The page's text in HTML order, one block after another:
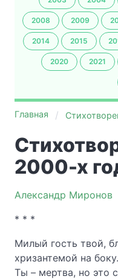
2008 2009
2014 2015
2020 2021
Главная
2000-х
Александр Миронов
* * *
Милый гость твой,
хризантемой на боку.
Ты – мертва, но это